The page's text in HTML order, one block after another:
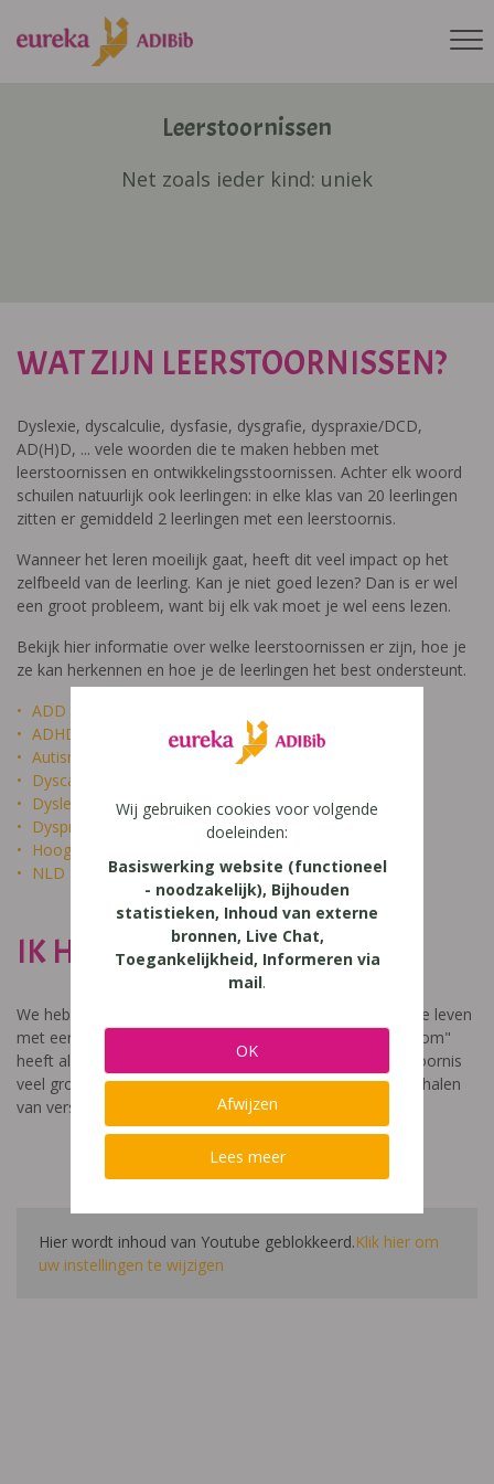
Leerstoornissen
Net zoals ieder kind: uniek
WAT ZIJN LEERSTOORNISSEN?
Dyslexie, dyscalculie, dysfasie, dysgrafie, dyspraxie/DCD,
AD(H)D, ... vele woorden die te maken hebben met
leerstoornissen en ontwikkelingsstoornissen. Achter elk woord
schuilen natuurlijk ook leerlingen: in elke klas van 20 leerlingen
zitten er gemiddeld 2 leerlingen met een leerstoornis.
Wanneer het leren moeilijk gaat, heeft dit veel impact op het
zelfbeeld van de leerling. Kan je niet goed lezen? Dan is er wel
een groot probleem, want bij elk vak moet je wel eens lezen.
Bekijk hier informatie over welke leerstoornissen er zijn, hoe je
ze kan herkennen en hoe je de leerlingen het best ondersteunt.
ADD
ADHD
Autisme
Dyscalculie
Dyslexie
Dyspraxie
Hoogbegaafdheid
NLD
IK HEET NIET DOM
We hebben een video gemaakt die toont hoe het is om te leven
met een leerstoornis. De film met als titel: "Ik heet niet dom"
heeft als doel aan te tonen dat de impact van een leerstoornis
veel groter is dan enkel wat je ziet in de klas. Je hoort verhalen
van verschillende leerlingen en ouders.
Hier wordt inhoud van Youtube geblokkeerd.Klik hier om
uw instellingen te wijzigen
Wij gebruiken cookies voor volgende
doeleinden:
Basiswerking website (functioneel
- noodzakelijk), Bijhouden
statistieken, Inhoud van externe
bronnen, Live Chat,
Toegankelijkheid, Informeren via
mail.
OK
Afwijzen
Lees meer